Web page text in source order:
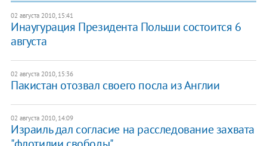
02 августа 2010, 15:41
Инаугурация Президента Польши состоится 6
августа
02 августа 2010, 15:36
Пакистан отозвал своего посла из Англии
02 августа 2010, 14:09
Израиль дал согласие на расследование захвата